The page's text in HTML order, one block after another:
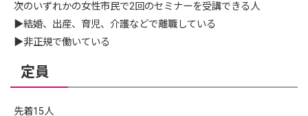
次のいずれかの女性市民で2回のセミナーを受講できる人
▶結婚、出産、育児、介護などで離職している
▶非正規で働いている
定員
先着15人